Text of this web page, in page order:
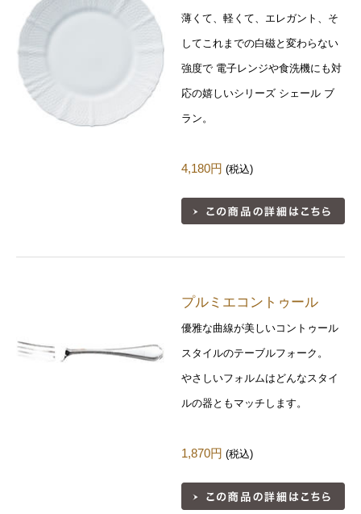
薄くて、軽くて、エレガント、そ
してこれまでの白磁と変わらない
強度で 電子レンジや食洗機にも対
応の嬉しいシリーズ シェール ブ
ラン。
4,180円 (税込)
プルミエコントゥール
優雅な曲線が美しいコントゥール
スタイルのテーブルフォーク。
やさしいフォルムはどんなスタイ
ルの器ともマッチします。
1,870円 (税込)